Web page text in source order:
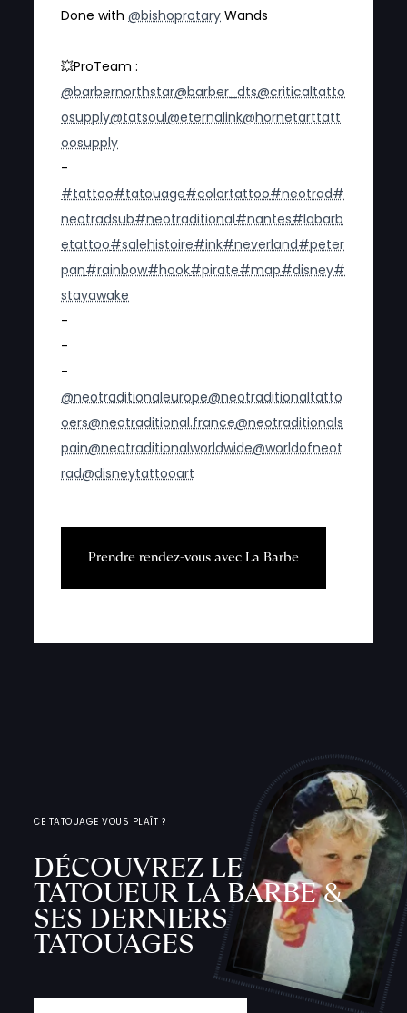
Done with@bishoprotary Wands
💥ProTeam :
@barbernorthstar@barber_dts@criticaltatto
osupply@tatsoul@eternalink@hornetarttatt
oosupply
-
#tattoo#tatouage#colortattoo#neotrad#
neotradsub#neotraditional#nantes#labarb
etattoo#salehistoire#ink#neverland#peter
pan#rainbow#hook#pirate#map#disney#
stayawake
-
-
-
@neotraditionaleurope@neotraditionaltatto
oers@neotraditional.france@neotraditionals
pain@neotraditionalworldwide@worldofneot
rad@disneytattooart
Prendre rendez-vous avec La Barbe
CE TATOUAGE VOUS PLAÎT ?
DÉCOUVREZ LE
TATOUEUR LA BARBE &
SES DERNIERS
TATOUAGES